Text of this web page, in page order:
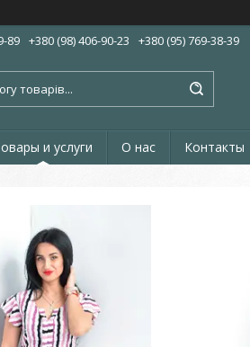
89 +380 (98) 406-90-23 +380 (95) 769-38-39
и услуги О нас Контакты